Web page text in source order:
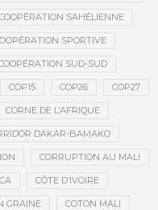
SAHÉLIENNE
SPORTIVE
SUD-SUD
COP15 COP26 COP27
CORNE DE L’AFRIQUE
DAKAR-BAMAKO
CORRUPTION AU MALI
CÔTE D’IVOIRE
GRAINE COTON MALI